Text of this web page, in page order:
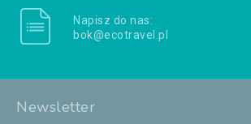
Napisz do nas:
bok@ecotravel.pl
Newsletter